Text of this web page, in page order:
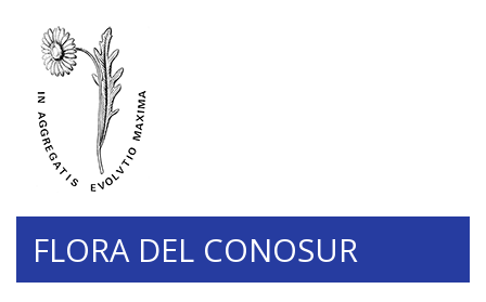
FLORA DEL CONOSUR